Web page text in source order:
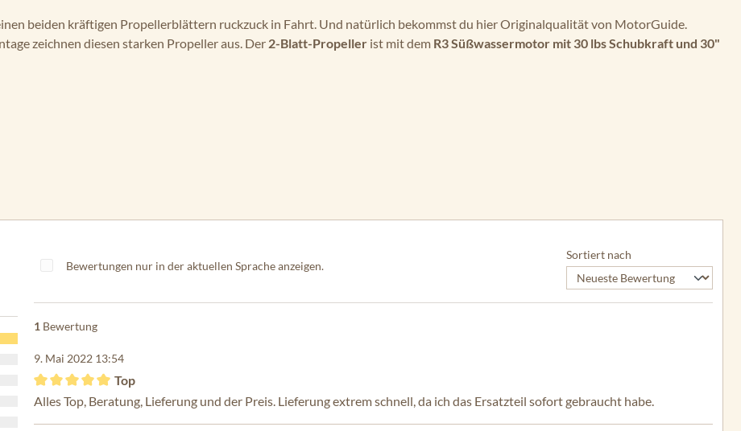
beiden kräftigen Propellerblättern ruckzuck in Fahrt. Und natürlich bekommst du hier Originalqualität von MotorGuide.
zeichnen diesen starken Propeller aus. Der 2-Blatt-Propeller ist mit dem R3 Süßwassermotor mit 30 lbs Schubkraft und 30"
Bewertungen nur in der aktuellen Sprache anzeigen.
Sortiert nach
1 Bewertung
9. Mai 2022 13:54
Bewertung mit 5 von 5 Sternen
Top
Alles Top, Beratung, Lieferung und der Preis. Lieferung extrem schnell, da ich das Ersatzteil sofort gebraucht habe.